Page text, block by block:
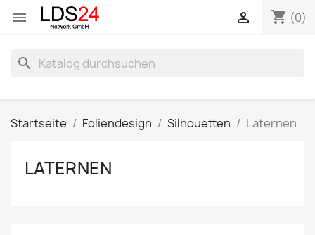
 shopping_cart (0)

search
Startseite Foliendesign Silhouetten Laternen
LATERNEN